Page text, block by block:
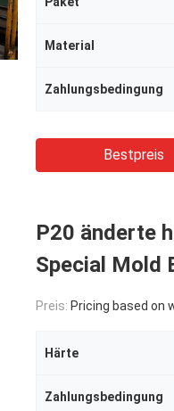
Material
Zahlungsbedingung
Bestpreis
P20 änderte
Special Mold
Preis: Pricing based on weight
Härte
Zahlungsbedingung